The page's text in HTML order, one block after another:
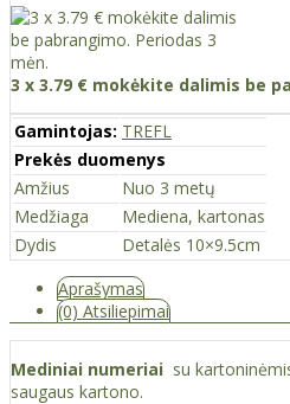
3 x 3.79 € mokėkite dalimis be
Gamintojas: TREFL
Prekės duomenys
Amžius
Nuo 3 metų
Medžiaga
Mediena, kartonas
Dydis
Detalės 10×9.5cm
Aprašymas
(0) Atsiliepimai
Mediniai numeriai su
saugaus kartono.